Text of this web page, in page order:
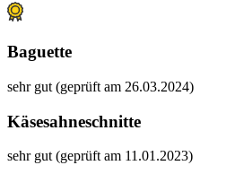
Baguette
sehr gut (geprüft am 26.03.2024)
Käsesahneschnitte
sehr gut (geprüft am 11.01.2023)